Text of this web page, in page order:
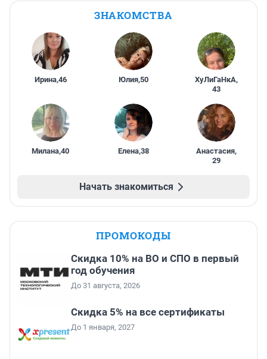
ЗНАКОМСТВА
Ирина,46 Юлия,50 ХуЛиГаНкА,
43
Милана,40 Елена,38 Анастасия,
29
Начать знакомиться
ПРОМОКОДЫ
Скидка 10% на ВО и СПО в первый
год обучения
До 31 августа, 2026
Скидка 5% на все сертификаты
До 1 января, 2027